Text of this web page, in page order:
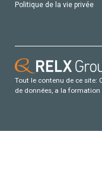
Politique de la vie privée
Tout le contenu de ce site:
de données, a la